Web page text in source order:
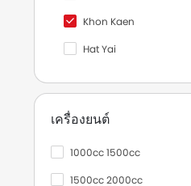
Khon Kaen
Hat Yai
Mueang Udon Thani
เครื่องยนต์
1000cc 1500cc
1500cc 2000cc